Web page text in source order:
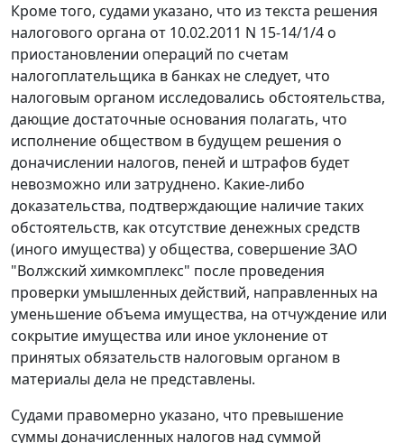
Кроме того, судами указано, что из текста решения
налогового органа от 10.02.2011 N 15-14/1/4 о
приостановлении операций по счетам
налогоплательщика в банках не следует, что
налоговым органом исследовались обстоятельства,
дающие достаточные основания полагать, что
исполнение обществом в будущем решения о
доначислении налогов, пеней и штрафов будет
невозможно или затруднено. Какие-либо
доказательства, подтверждающие наличие таких
обстоятельств, как отсутствие денежных средств
(иного имущества) у общества, совершение ЗАО
"Волжский химкомплекс" после проведения
проверки умышленных действий, направленных на
уменьшение объема имущества, на отчуждение или
сокрытие имущества или иное уклонение от
принятых обязательств налоговым органом в
материалы дела не представлены.
Судами правомерно указано, что превышение
суммы доначисленных налогов над суммой